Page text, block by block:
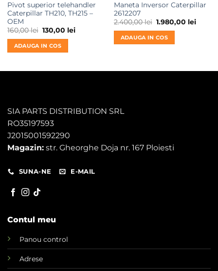
Pivot superior telehandler
Caterpillar TH210, TH215 –
OEM
160,00lei Prețul
inițial
a
fost:
160,00 lei.
130,00 leiPrețul
ADAUGA IN COS
Maneta Inversor Caterpillar
2612207
2.400,00lei Prețul
inițial
a
fost:
2.400,00 lei.
1.980,00 leiPrețul
ADAUGA IN COS
SIA PARTS DISTRIBUTION SRL
RO35197593
J2015001592290
Magazin: str. Gheorghe Doja nr. 167 Ploiesti
SUNA-NE E-MAIL
Contul meu
Panou control
Adrese